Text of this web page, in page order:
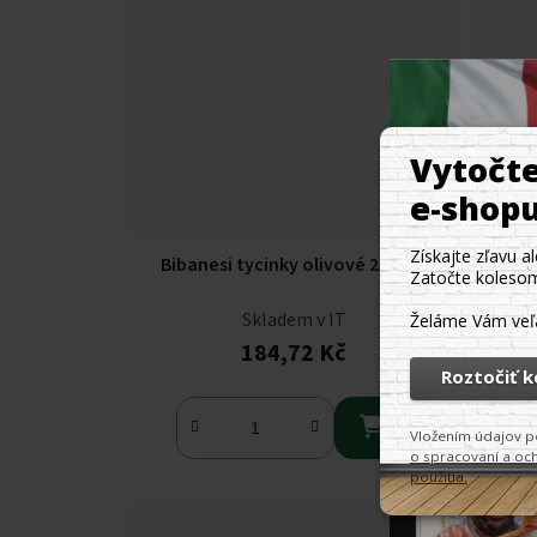
Bibanesi tycinky olivové 250g
Skladem v IT
184,72 Kč
